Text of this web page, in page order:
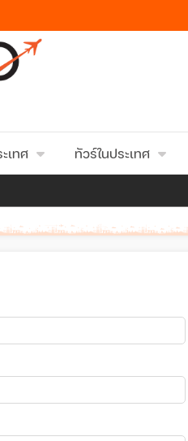
เทศ ทัวร์ในประเทศ